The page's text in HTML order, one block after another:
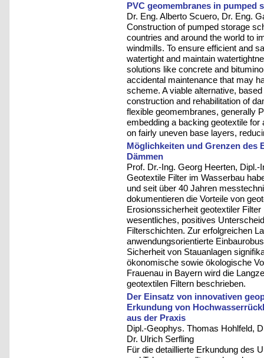
PVC geomembranes in pumped
Dr. Eng. Alberto Scuero, Dr. Eng.
Construction of pumped storage
countries and around the world to
windmills. To ensure efficient and
watertight and maintain
solutions like concrete and
accidental maintenance that may
scheme. A viable alternative,
construction and rehabilitation of
flexible geomembranes, generally
embedding a backing geotextile
on fairly uneven base layers,
Möglichkeiten und Grenzen des
Dämmen
Prof. Dr.-Ing. Georg Heerten, Dipl.-
Geotextile Filter im Wasserbau
und seit über 40 Jahren
dokumentieren die Vorteile von
Erosionssicherheit geotextiler
wesentliches, positives
Filterschichten. Zur erfolgreichen
anwendungsorientierte
Sicherheit von Stauanlagen
ökonomische sowie ökologische
Frauenau in Bayern wird die
geotextilen Filtern beschrieben.
Der Einsatz von innovativen
Erkundung von
aus der Praxis
Dipl.-Geophys. Thomas Hohlfeld,
Dr. Ulrich Serfling
Für die detaillierte Erkundung des